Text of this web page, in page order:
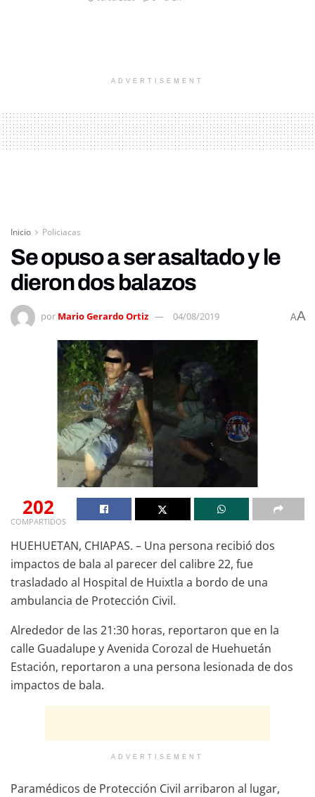
ADVERTISEMENT
Inicio Policiacas
Se opuso a ser asaltado y le
dieron dos balazos
por Mario Gerardo Ortiz 04/08/2019 AA
202
COMPARTIDOS
HUEHUETAN, CHIAPAS. – Una persona recibió dos
impactos de bala al parecer del calibre 22, fue
trasladado al Hospital de Huixtla a bordo de una
ambulancia de Protección Civil.
Alrededor de las 21:30 horas, reportaron que en la
calle Guadalupe y Avenida Corozal de Huehuetán
Estación, reportaron a una persona lesionada de dos
impactos de bala.
ADVERTISEMENT
Paramédicos de Protección Civil arribaron al lugar,